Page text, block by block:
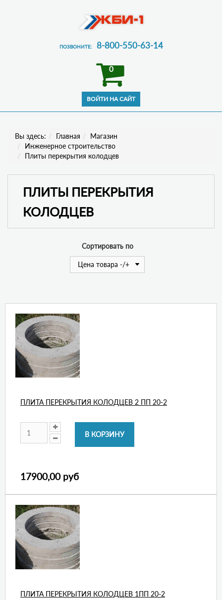
ПОЗВОНИТЕ: 8-800-550-63-14
0
Вы здесь: Главная
Магазин
Инженерное строительство
Плиты перекрытия колодцев
ПЛИТЫ ПЕРЕКРЫТИЯ
КОЛОДЦЕВ
Сортировать по
Цена товара -/+
ПЛИТА ПЕРЕКРЫТИЯ КОЛОДЦЕВ 2 ПП 20-2
17900,00 руб
ПЛИТА ПЕРЕКРЫТИЯ КОЛОДЦЕВ 1ПП 20-2